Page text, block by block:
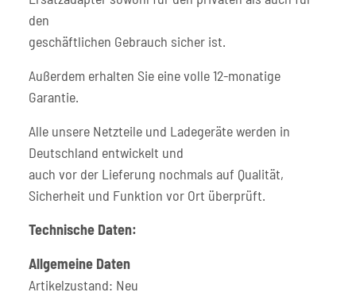
den
geschäftlichen Gebrauch sicher ist.
Außerdem erhalten Sie eine volle 12-monatige
Garantie.
Alle unsere Netzteile und Ladegeräte werden in
Deutschland entwickelt und
auch vor der Lieferung nochmals auf Qualität,
Sicherheit und Funktion vor Ort überprüft.
Technische Daten:
Allgemeine Daten
Artikelzustand: Neu